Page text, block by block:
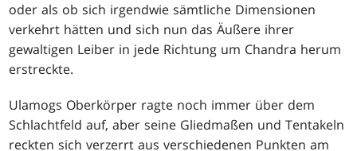
oder als ob sich irgendwie sämtliche Dimensionen
verkehrt hätten und sich nun das Äußere ihrer
gewaltigen Leiber in jede Richtung um Chandra herum
erstreckte.
Ulamogs Oberkörper ragte noch immer über dem
Schlachtfeld auf, aber seine Gliedmaßen und Tentakeln
reckten sich verzerrt aus verschiedenen Punkten am